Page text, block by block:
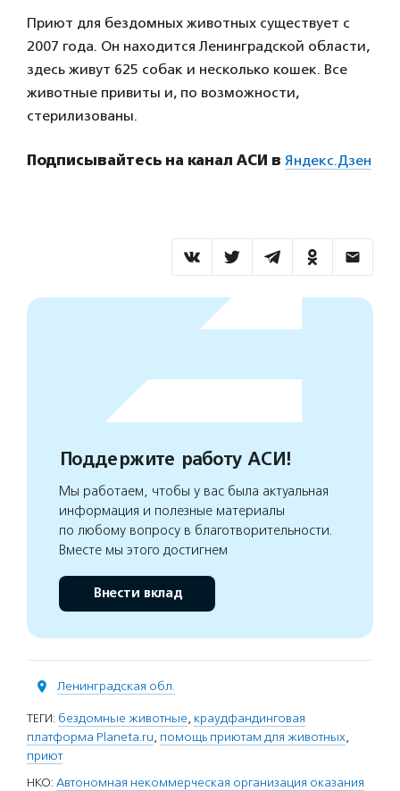
Приют для бездомных животных существует с
2007 года. Он находится Ленинградской области,
здесь живут 625 собак и несколько кошек. Все
животные привиты и, по возможности,
стерилизованы.
Подписывайтесь на канал АСИ в Яндекс.Дзен
Поддержите работу АСИ!
Мы работаем, чтобы у вас была актуальная
информация и полезные материалы
по любому вопросу в благотворительности.
Вместе мы этого достигнем
Внести вклад
Ленинградская обл.
ТЕГИ: бездомные животные, краудфандинговая
платформа Planeta.ru, помощь приютам для животных,
приют
НКО: Автономная некоммерческая организация оказания